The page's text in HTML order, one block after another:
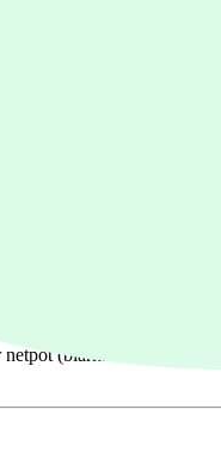
mulai semprot
sudah muncul)
(biarkan akar "turun"